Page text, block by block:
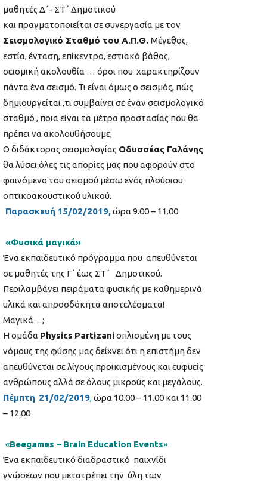
μαθητές Δ΄- ΣΤ΄ Δημοτικού
και πραγματοποιείται σε συνεργασία με τον
Σεισμολογικό Σταθμό του Α.Π.Θ. Μέγεθος,
εστία, ένταση, επίκεντρο, εστιακό βάθος,
σεισμική ακολουθία … όροι που χαρακτηρίζουν
πάντα ένα σεισμό. Τι είναι όμως ο σεισμός, πώς
δημιουργείται ,τι συμβαίνει σε έναν σεισμολογικό
σταθμό , ποια είναι τα μέτρα προστασίας που θα
πρέπει να ακολουθήσουμε;
Ο διδάκτορας σεισμολογίας Οδυσσέας Γαλάνης
θα λύσει όλες τις απορίες μας που αφορούν στο
φαινόμενο του σεισμού μέσω ενός πλούσιου
οπτικοακουστικού υλικού.
Παρασκευή 15/02/2019,ώρα 9.00 – 11.00
«Φυσικά μαγικά»
Ένα εκπαιδευτικό πρόγραμμα που απευθύνεται
σε μαθητές της Γ΄ έως ΣΤ΄
Δημοτικού.
Περιλαμβάνει πειράματα φυσικής με καθημερινά
υλικά και απροσδόκητα αποτελέσματα!
Μαγικά…;
Η ομάδα Physics Partizaniοπλισμένη με τους
νόμους της φύσης μας δείχνει ότι η επιστήμη δεν
απευθύνεται σε λίγους προικισμένους και ευφυείς
ανθρώπους αλλά σε όλους μικρούς και μεγάλους.
Πέμπτη 21/02/2019,ώρα 10.00 – 11.00 και 11.00
– 12.00
«Βeegames – Brain Education Events»
Ένα εκπαιδευτικό διαδραστικό παιχνίδι
γνώσεων που μετατρέπει την ύλη των